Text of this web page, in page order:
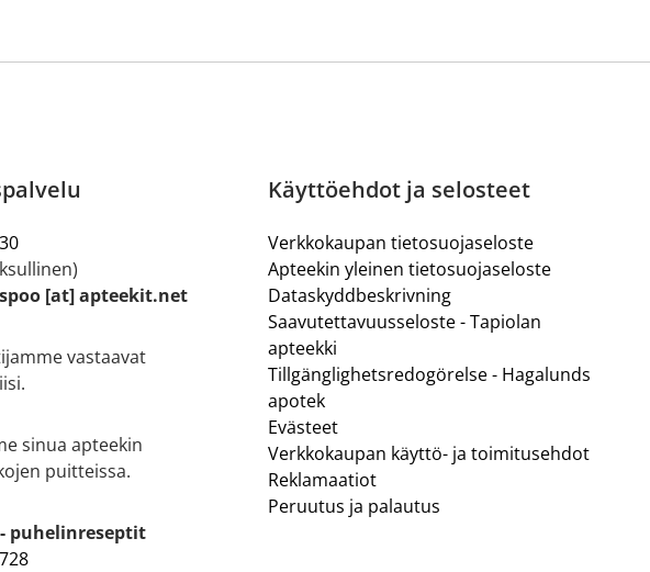
[at] apteekit.net
vastaavat
sinua apteekin
puitteissa.
puhelinreseptit
Käyttöehdot ja selosteet
Verkkokaupan tietosuojaseloste
Apteekin yleinen tietosuojaseloste
Dataskyddbeskrivning
Saavutettavuusseloste - Tapiolan
apteekki
Tillgänglighetsredogörelse - Hagalunds
apotek
Evästeet
Verkkokaupan käyttö- ja toimitusehdot
Reklamaatiot
Peruutus ja palautus